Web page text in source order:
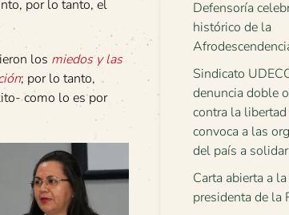
por lo tanto, el
los miedos y las
; por lo tanto,
como lo es por
Defensoría
histórico de la
Sindicato
denuncia doble
contra la
convoca a las
del país a
Carta abierta a
presidenta de la